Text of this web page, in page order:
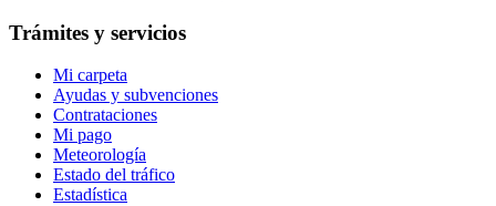
Trámites y servicios
Mi carpeta
Ayudas y subvenciones
Contrataciones
Mi pago
Meteorología
Estado del tráfico
Estadística